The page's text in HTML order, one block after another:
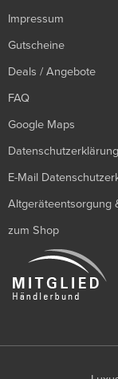
Impressum
Gutscheine
Deals / Angebote
FAQ
Google Maps
Datenschutzerklärung
E-Mail
Altgeräteentsorgung
zum Shop